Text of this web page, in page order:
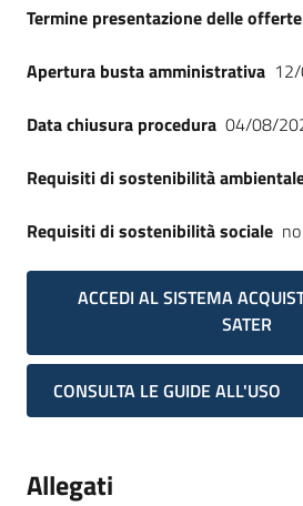
Termine presentazione delle offerte
Apertura busta amministrativa
Data chiusura procedura 04/08/
Requisiti di sostenibilità
Requisiti di sostenibilità sociale no
ACCEDI AL SISTEMA
SATER
CONSULTA LE GUIDE ALL'USO
Allegati